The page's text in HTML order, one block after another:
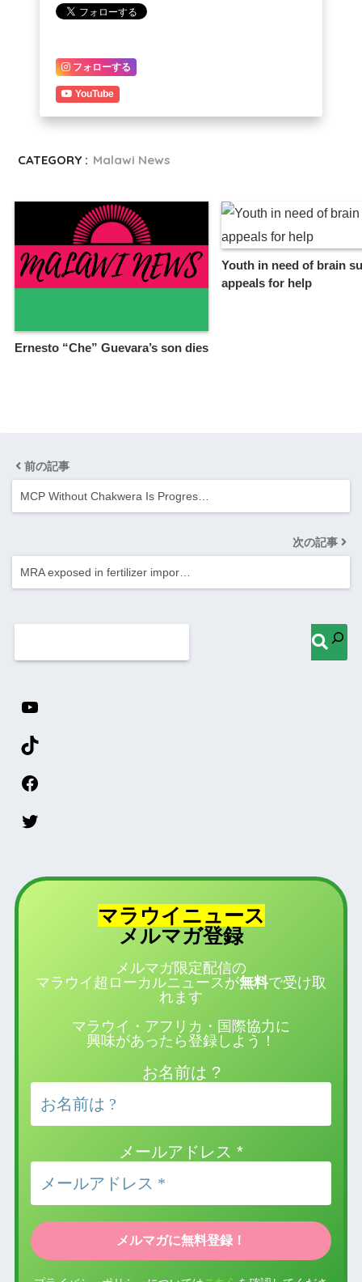
フォローする
YouTube
CATEGORY : Malawi News
Ernesto “Che” Guevara’s son dies
Youth in need of brain
appeals for help
前の記事
MCP Without Chakwera Is Progres…
次の記事
MRA exposed in fertilizer impor…
マラウイニュース
メルマガ登録
メルマガ限定配信の
マラウイ超ローカルニュースが無料で受け取
れます
マラウイ・アフリカ・国際協力に
興味があったら登録しよう！
お名前は ?
メールアドレス *